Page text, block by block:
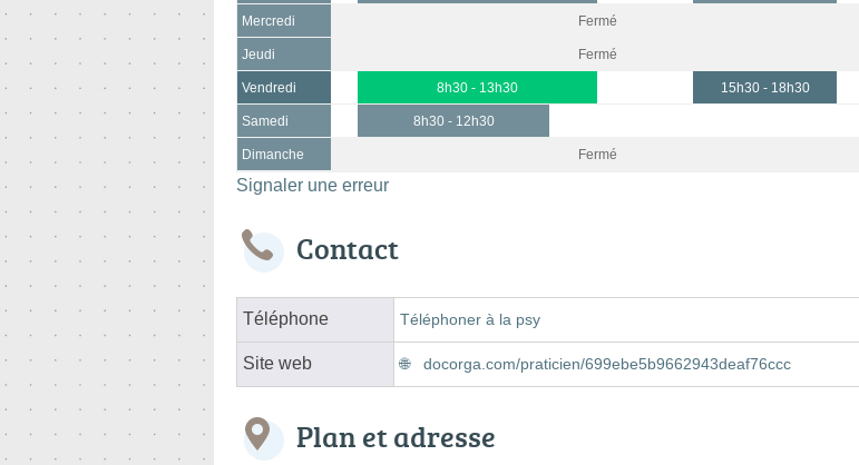
Mercredi Fermé
Jeudi Fermé
Vendredi 8h30 - 13h30 15h30 - 18h30
Samedi 8h30 - 12h30
Dimanche Fermé
Signaler une erreur
Contact
Téléphone Téléphoner à la psy
Site web docorga.com/praticien/699ebe5b9662943deaf76ccc
Plan et adresse